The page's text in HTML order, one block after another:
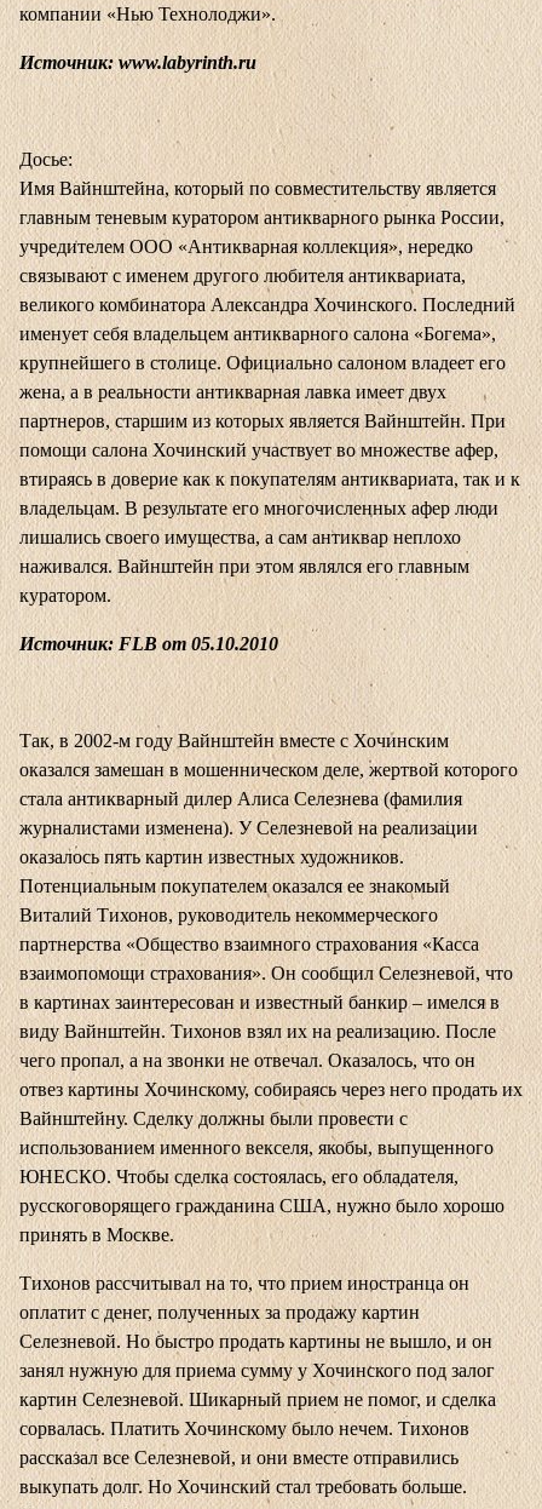
компании «Нью Технолоджи».
Источник: www.labyrinth.ru
Досье:
Имя Вайнштейна, который по совместительству является
главным теневым куратором антикварного рынка России,
учредителем ООО «Антикварная коллекция», нередко
связывают с именем другого любителя антиквариата,
великого комбинатора Александра Хочинского. Последний
именует себя владельцем антикварного салона «Богема»,
крупнейшего в столице. Официально салоном владеет его
жена, а в реальности антикварная лавка имеет двух
партнеров, старшим из которых является Вайнштейн. При
помощи салона Хочинский участвует во множестве афер,
втираясь в доверие как к покупателям антиквариата, так и к
владельцам. В результате его многочисленных афер люди
лишались своего имущества, а сам антиквар неплохо
наживался. Вайнштейн при этом являлся его главным
куратором.
Источник: FLB от 05.10.2010
Так, в 2002-м году Вайнштейн вместе с Хочинским
оказался замешан в мошенническом деле, жертвой которого
стала антикварный дилер Алиса Селезнева (фамилия
журналистами изменена). У Селезневой на реализации
оказалось пять картин известных художников.
Потенциальным покупателем оказался ее знакомый
Виталий Тихонов, руководитель некоммерческого
партнерства «Общество взаимного страхования «Касса
взаимопомощи страхования». Он сообщил Селезневой, что
в картинах заинтересован и известный банкир – имелся в
виду Вайнштейн. Тихонов взял их на реализацию. После
чего пропал, а на звонки не отвечал. Оказалось, что он
отвез картины Хочинскому, собираясь через него продать их
Вайнштейну. Сделку должны были провести с
использованием именного векселя, якобы, выпущенного
ЮНЕСКО. Чтобы сделка состоялась, его обладателя,
русскоговорящего гражданина США, нужно было хорошо
принять в Москве.
Тихонов рассчитывал на то, что прием иностранца он
оплатит с денег, полученных за продажу картин
Селезневой. Но быстро продать картины не вышло, и он
занял нужную для приема сумму у Хочинского под залог
картин Селезневой. Шикарный прием не помог, и сделка
сорвалась. Платить Хочинскому было нечем. Тихонов
рассказал все Селезневой, и они вместе отправились
выкупать долг. Но Хочинский стал требовать больше.